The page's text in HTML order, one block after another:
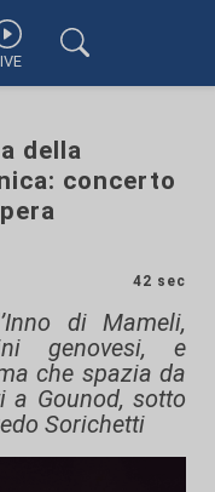
della
concerto
42 sec
di Mameli,
genovesi, e
che spazia da
a Gounod, sotto
Sorichetti